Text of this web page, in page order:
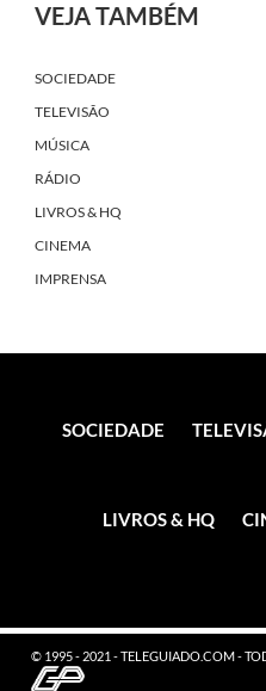
VEJA TAMBÉM
SOCIEDADE
TELEVISÃO
MÚSICA
RÁDIO
LIVROS & HQ
CINEMA
IMPRENSA
SOCIEDADE
LIVROS & HQ
© 1995 - 2021 - TELEGUIADO.COM -